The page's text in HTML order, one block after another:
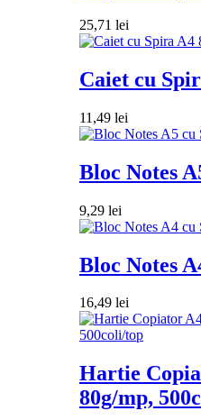
25,71 lei
Caiet cu
11,49 lei
Bloc Notes
9,29 lei
Bloc Notes
16,49 lei
Hartie
80g/mp,